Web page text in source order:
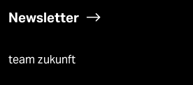
Newsletter
team zukunft